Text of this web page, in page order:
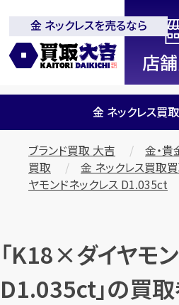
全国2200店舗以上展開中！
信
吉」
金 ネックレスを売るなら
金 ネックレス買
ブランド買取 大吉 金・
買取
金 ネックレス買取
ヤモンドネックレス D1.035ct
「K18×ダイヤモ
D1.035ct」の買